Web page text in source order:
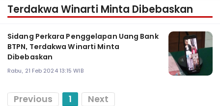
Terdakwa Winarti Minta Dibebaskan
Sidang Perkara Penggelapan Uang Bank
BTPN, Terdakwa Winarti Minta
Dibebaskan
Rabu, 21 Feb 2024 13:15 WIB
Previous 1 Next